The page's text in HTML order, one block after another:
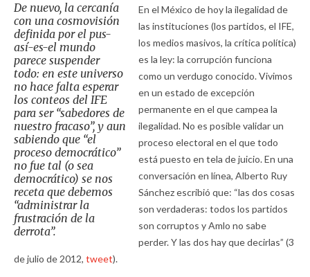
De nuevo, la cercanía
con una cosmovisión
definida por el pus-
así-es-el mundo
parece suspender
todo: en este universo
no hace falta esperar
los conteos del IFE
para ser “sabedores de
nuestro fracaso”, y aun
sabiendo que “el
proceso democrático”
no fue tal (o sea
democrático) se nos
receta que debemos
“administrar la
frustración de la
derrota”.
En el México de hoy la ilegalidad de
las instituciones (los partidos, el IFE,
los medios masivos, la crítica política)
es la ley: la corrupción funciona
como un verdugo conocido. Vivimos
en un estado de excepción
permanente en el que campea la
ilegalidad. No es posible validar un
proceso electoral en el que todo
está puesto en tela de juicio. En una
conversación en línea, Alberto Ruy
Sánchez escribió que: “las dos cosas
son verdaderas: todos los partidos
son corruptos y Amlo no sabe
perder. Y las dos hay que decirlas” (3
de julio de 2012, tweet).